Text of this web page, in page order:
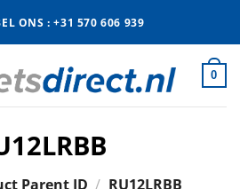
ONS : +31 570 606 939
0
Parent ID / RU12LRBB